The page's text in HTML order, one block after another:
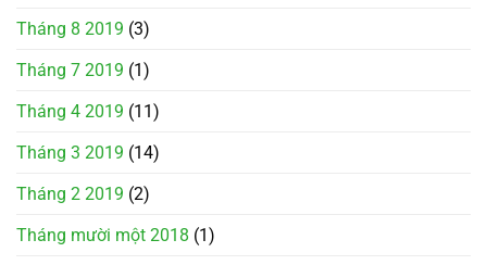
Tháng 8 2019 (3)
Tháng 7 2019 (1)
Tháng 4 2019 (11)
Tháng 3 2019 (14)
Tháng 2 2019 (2)
Tháng mười một 2018 (1)